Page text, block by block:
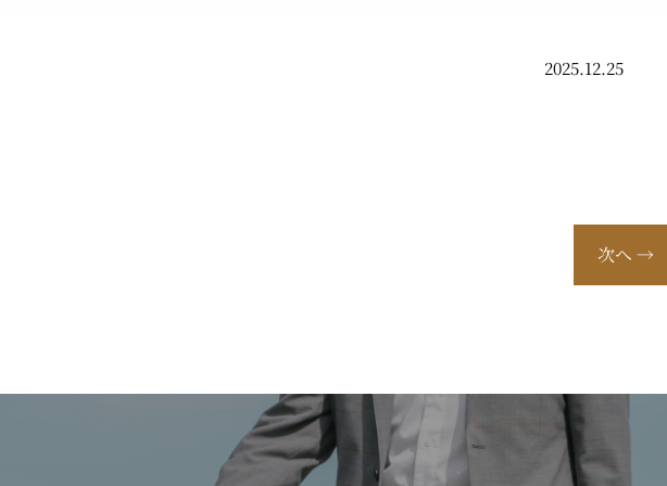
2025.12.25
次へ →